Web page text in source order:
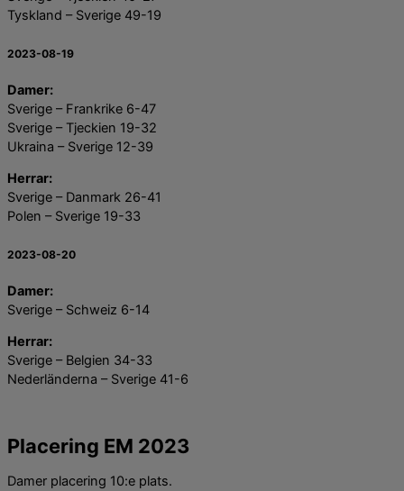
Tyskland – Sverige 49-19
2023-08-19
Damer:
Sverige – Frankrike 6-47
Sverige – Tjeckien 19-32
Ukraina – Sverige 12-39
Herrar:
Sverige – Danmark 26-41
Polen – Sverige 19-33
2023-08-20
Damer:
Sverige – Schweiz 6-14
Herrar:
Sverige – Belgien 34-33
Nederländerna – Sverige 41-6
Placering EM 2023
Damer placering 10:e plats.